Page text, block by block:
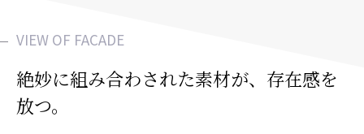
VIEW OF FACADE
絶妙に組み合わされた素材が、 存在感を
放つ。